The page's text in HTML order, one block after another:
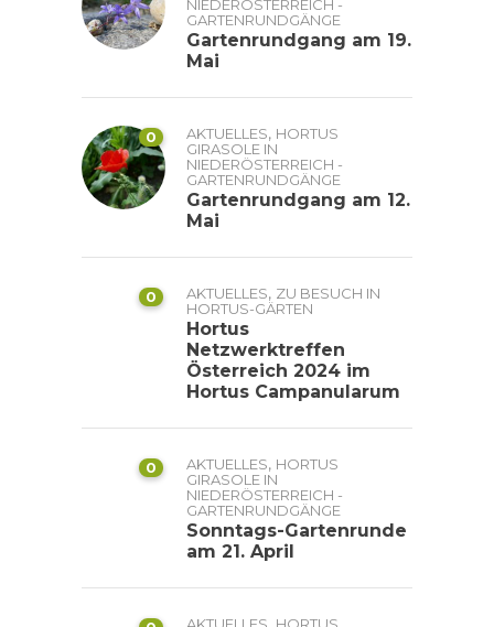
NIEDERÖSTERREICH -
GARTENRUNDGÄNGE
Gartenrundgang am 19.
Mai
0 AKTUELLES, HORTUS
GIRASOLE IN
NIEDERÖSTERREICH -
GARTENRUNDGÄNGE
Gartenrundgang am 12.
Mai
0 AKTUELLES, ZU BESUCH IN
HORTUS-GÄRTEN
Hortus
Netzwerktreffen
Österreich 2024 im
Hortus Campanularum
0 AKTUELLES, HORTUS
GIRASOLE IN
NIEDERÖSTERREICH -
GARTENRUNDGÄNGE
Sonntags-Gartenrunde
am 21. April